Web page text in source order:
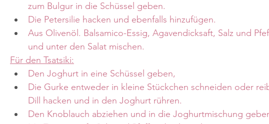
zum Bulgur in die Schüssel geben.
Die Petersilie hacken und ebenfalls hinzufügen.
Aus Olivenöl. Balsamico-Essig, Agavendicksaft, Salz und
und unter den Salat mischen.
Für den Tsatsiki:
Den Joghurt in eine Schüssel geben,
Die Gurke entweder in kleine Stückchen schneiden oder
Dill hacken und in den Joghurt rühren.
Den Knoblauch abziehen und in die Joghurtmischung